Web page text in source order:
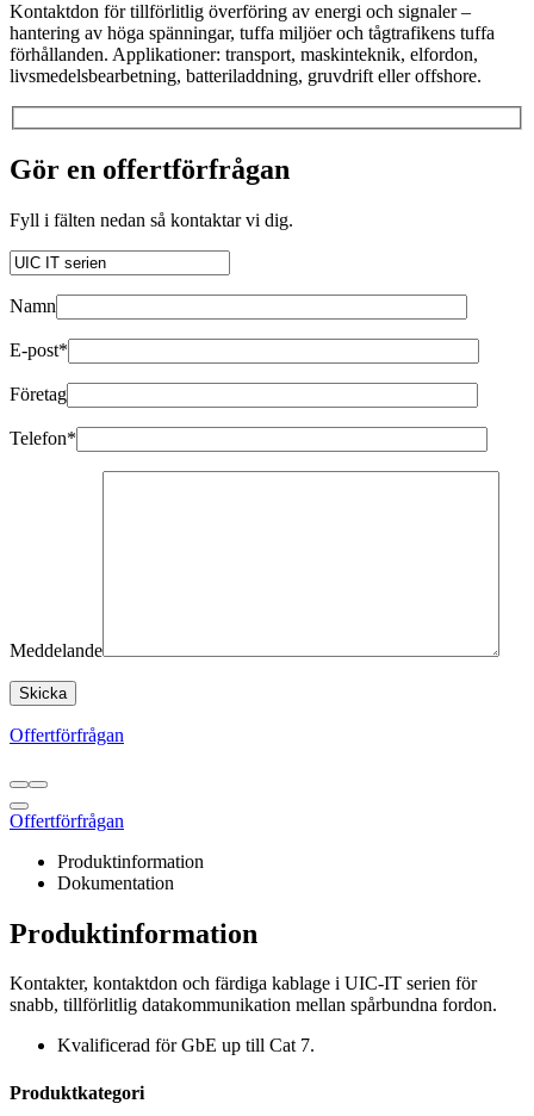
Kontaktdon för tillförlitlig överföring av energi och signaler –
hantering av höga spänningar, tuffa miljöer och tågtrafikens tuffa
förhållanden. Applikationer: transport, maskinteknik, elfordon,
livsmedelsbearbetning, batteriladdning, gruvdrift eller offshore.
Gör en offertförfrågan
Fyll i fälten nedan så kontaktar vi dig.
Namn
E-post*
Företag
Telefon*
Meddelande
Offertförfrågan
Offertförfrågan
Produktinformation
Dokumentation
Produktinformation
Kontakter, kontaktdon och färdiga kablage i UIC-IT serien för
snabb, tillförlitlig datakommunikation mellan spårbundna fordon.
Kvalificerad för GbE up till Cat 7.
Produktkategori